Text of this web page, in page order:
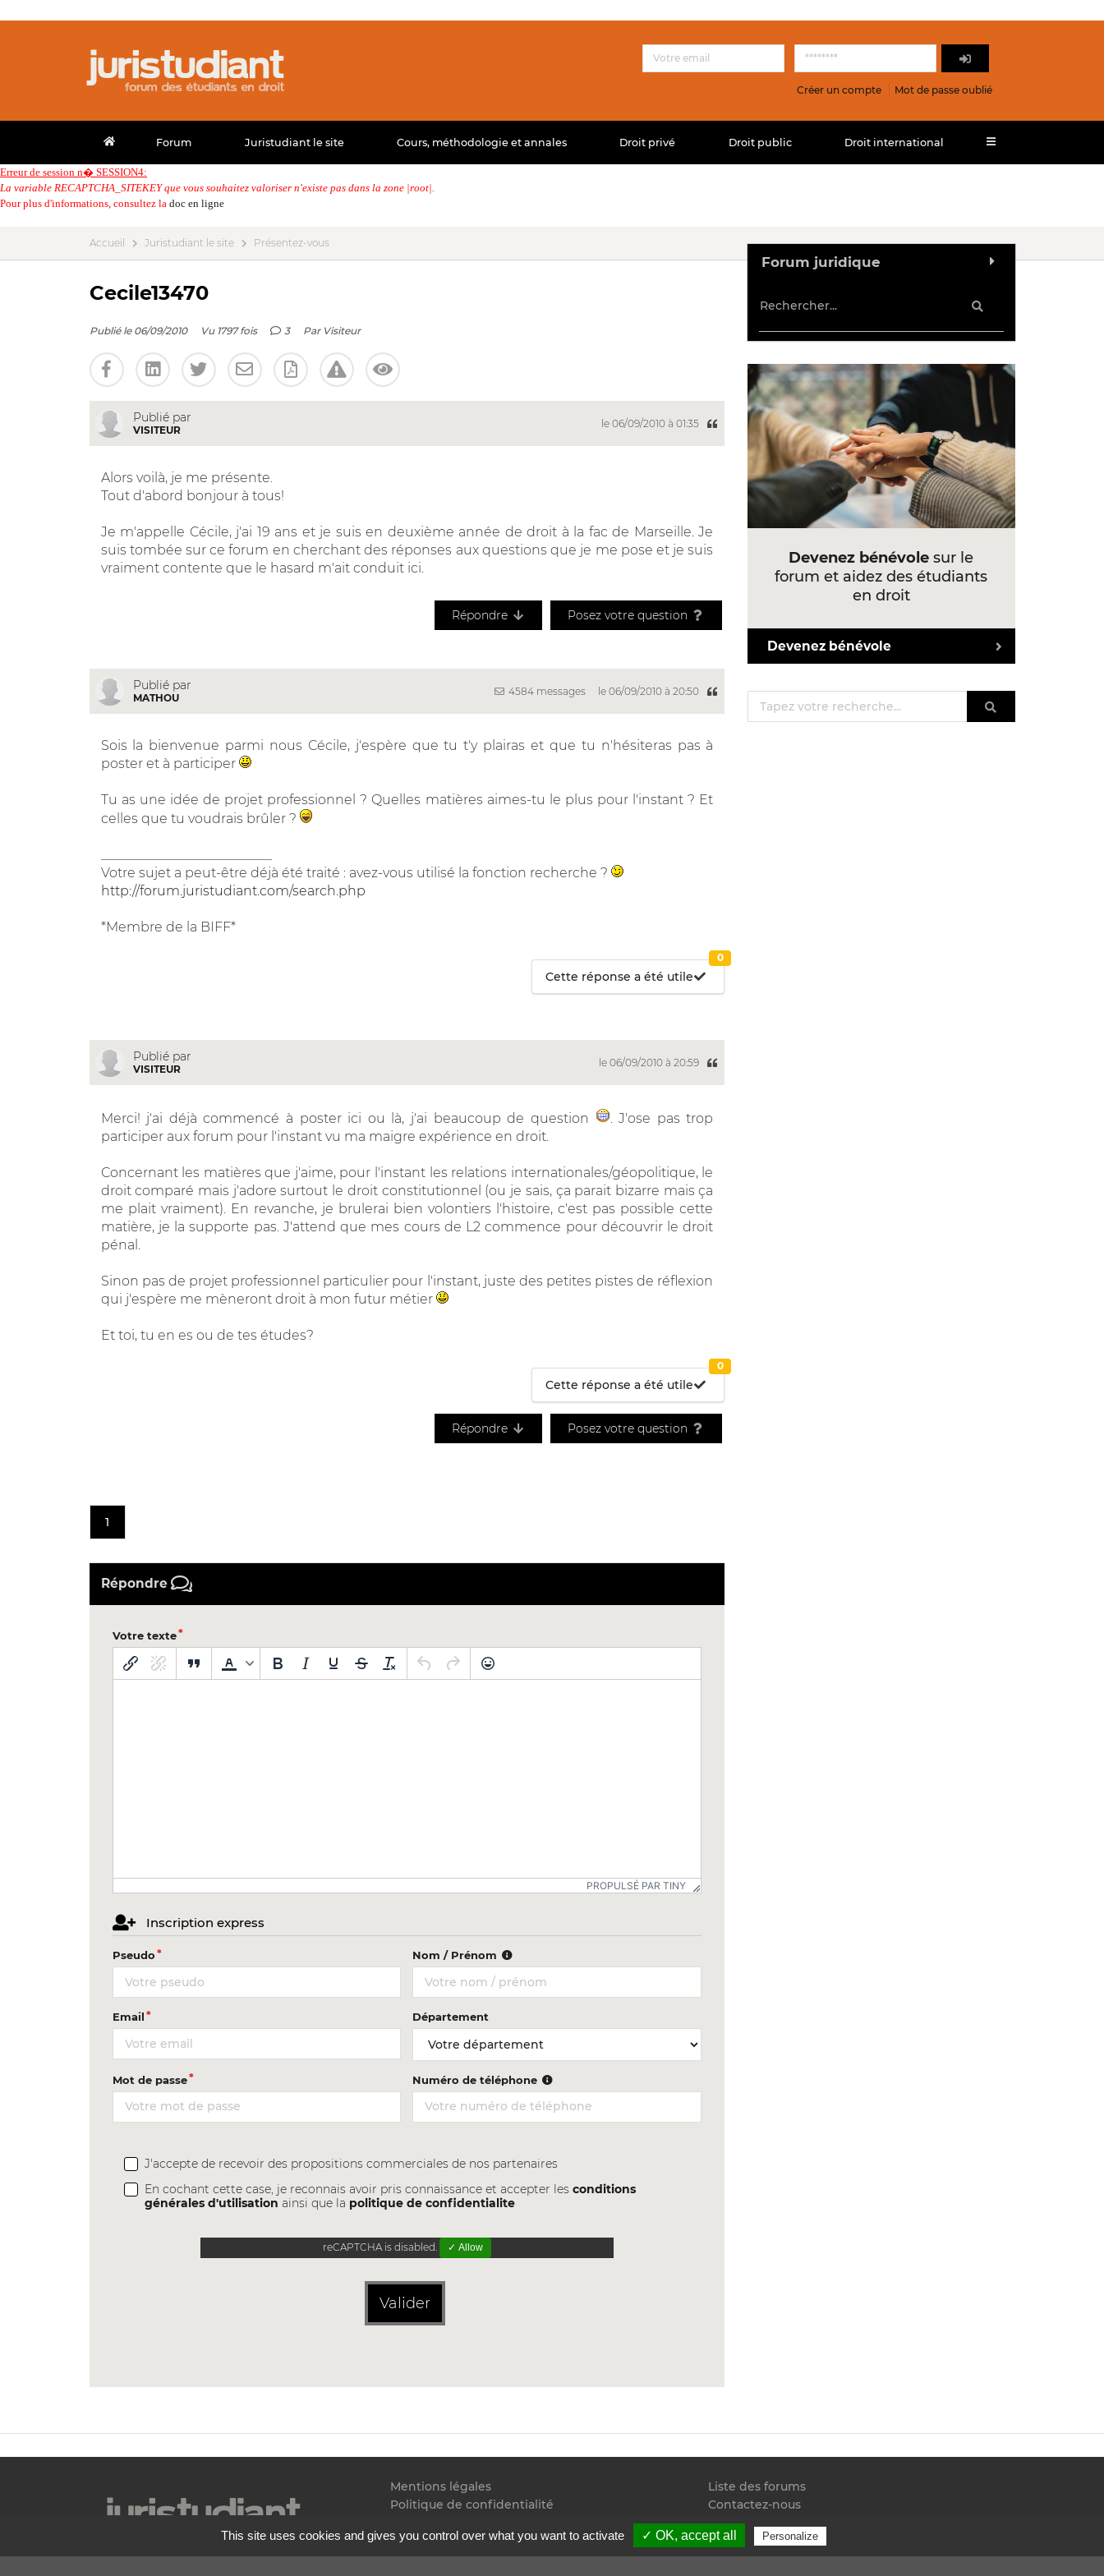
Créer un compte Mot de passe oublié
Forum Juristudiant le site Cours, méthodologie et annales Droit privé Droit public Droit international
Erreur de session n� SESSION4:
La variable RECAPTCHA_SITEKEY que vous souhaitez valoriser n'existe pas dans la zone |root|.
Pour plus d'informations, consultez la doc en ligne
Accueil Juristudiant le site Présentez-vous
Cecile13470
Publié le 06/09/2010 Vu 1797 fois 3 Par Visiteur
Publié par
VISITEUR
le 06/09/2010 à 01:35
Alors voilà, je me présente.
Tout d'abord bonjour à tous!
Je m'appelle Cécile, j'ai 19 ans et je suis en deuxième année de droit à la fac de Marseille. Je
suis tombée sur ce forum en cherchant des réponses aux questions que je me pose et je suis
vraiment contente que le hasard m'ait conduit ici.
Répondre Posez votre question
Publié par
MATHOU
4584 messages le 06/09/2010 à 20:50
Sois la bienvenue parmi nous Cécile, j'espère que tu t'y plairas et que tu n'hésiteras pas à
poster et à participer
Tu as une idée de projet professionnel ? Quelles matières aimes-tu le plus pour l'instant ? Et
celles que tu voudrais brûler ?
Votre sujet a peut-être déjà été traité : avez-vous utilisé la fonction recherche ?
http://forum.juristudiant.com/search.php
*Membre de la BIFF*
Cette réponse a été utile
0
Publié par
VISITEUR
le 06/09/2010 à 20:59
Merci! j'ai déjà commencé à poster ici ou là, j'ai beaucoup de question
. J'ose pas trop
participer aux forum pour l'instant vu ma maigre expérience en droit.
Concernant les matières que j'aime, pour l'instant les relations internationales/géopolitique, le
droit comparé mais j'adore surtout le droit constitutionnel (ou je sais, ça parait bizarre mais ça
me plait vraiment). En revanche, je brulerai bien volontiers l'histoire, c'est pas possible cette
matière, je la supporte pas. J'attend que mes cours de L2 commence pour découvrir le droit
pénal.
Sinon pas de projet professionnel particulier pour l'instant, juste des petites pistes de réflexion
qui j'espère me mèneront droit à mon futur métier
Et toi, tu en es ou de tes études?
Cette réponse a été utile
0
Répondre Posez votre question
1
Répondre
Votre texte
PROPULSÉ PAR TINY
Inscription express
Pseudo Nom / Prénom
Email Département
Mot de passe Numéro de téléphone
J'accepte de recevoir des propositions commerciales de nos partenaires
En cochant cette case, je reconnais avoir pris connaissance et accepter lesconditions
générales d'utilisation ainsi que la politique de confidentialite
reCAPTCHA is disabled. ✓ Allow
Valider
Forum juridique
Devenez bénévole sur le
forum et aidez des étudiants
en droit
Devenez bénévole
Mentions légales
Politique de confidentialité
Liste des forums
Contactez-nous
Flux RSS
2026 Juristudiant.com - Tous droits réservés
This site uses cookies and gives you control over what you want to activate ✓ OK, accept all Personalize